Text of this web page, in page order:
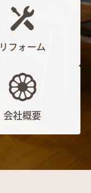
リフォーム
会社概要